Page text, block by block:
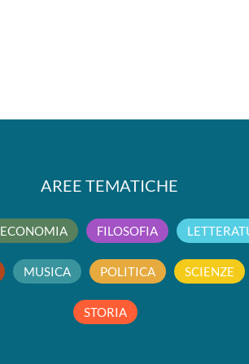
AREE TEMATICHE
ECONOMIA FILOSOFIA
MUSICA POLITICA SCIENZE
STORIA